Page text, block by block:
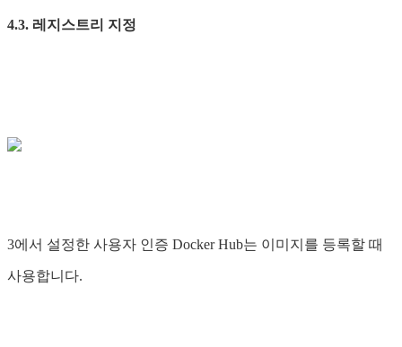
4.3. 레지스트리 지정
3에서 설정한 사용자 인증 Docker Hub는 이미지를 등록할 때
사용합니다.